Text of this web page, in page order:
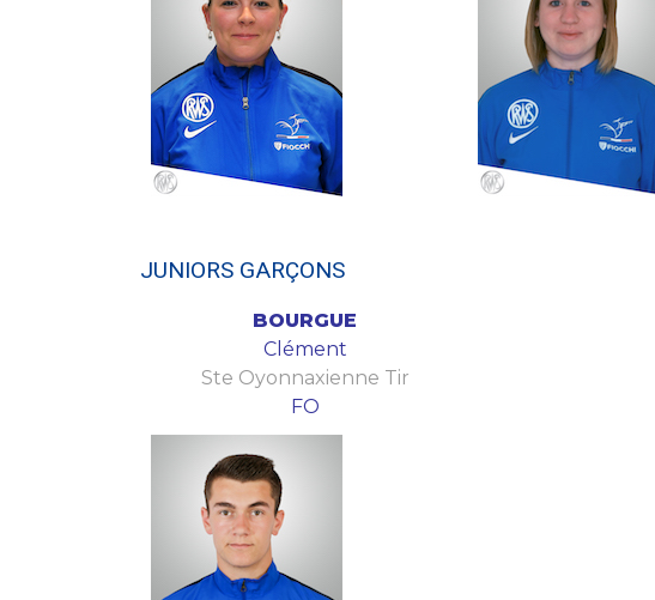
JUNIORS GARÇONS
BOURGUE
Clément
Ste Oyonnaxienne Tir
FO